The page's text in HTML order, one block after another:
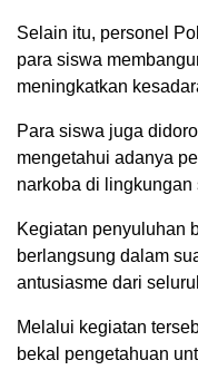
Selain itu, personel
para siswa
meningkatkan
Para siswa juga
mengetahui adanya
narkoba di lingkungan
Kegiatan penyuluhan
berlangsung dalam
antusiasme dari
Melalui kegiatan
bekal pengetahuan